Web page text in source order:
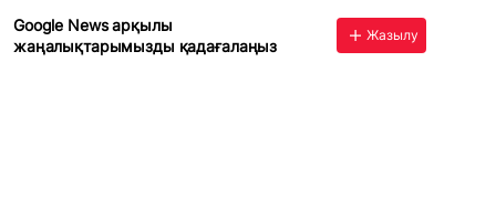
Google News арқылы
жаңалықтарымызды қадағалаңыз
Жазылу